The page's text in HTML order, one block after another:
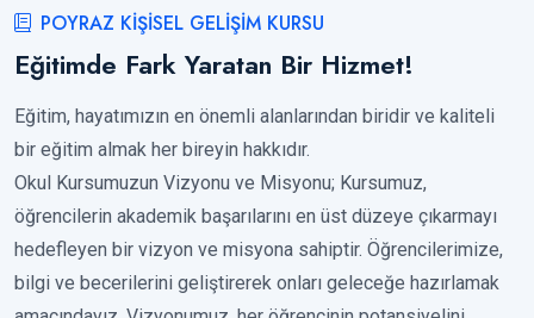
POYRAZ KİŞİSEL GELİŞİM KURSU
Eğitimde Fark Yaratan Bir Hizmet!
Eğitim, hayatımızın en önemli alanlarından biridir ve kaliteli
bir eğitim almak her bireyin hakkıdır.
Okul Kursumuzun Vizyonu ve Misyonu; Kursumuz,
öğrencilerin akademik başarılarını en üst düzeye çıkarmayı
hedefleyen bir vizyon ve misyona sahiptir. Öğrencilerimize,
bilgi ve becerilerini geliştirerek onları geleceğe hazırlamak